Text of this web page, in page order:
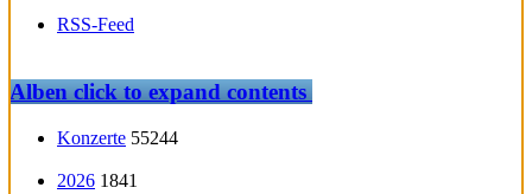
RSS-Feed
Albenclick to expand contents
Konzerte 55244
2026 1841